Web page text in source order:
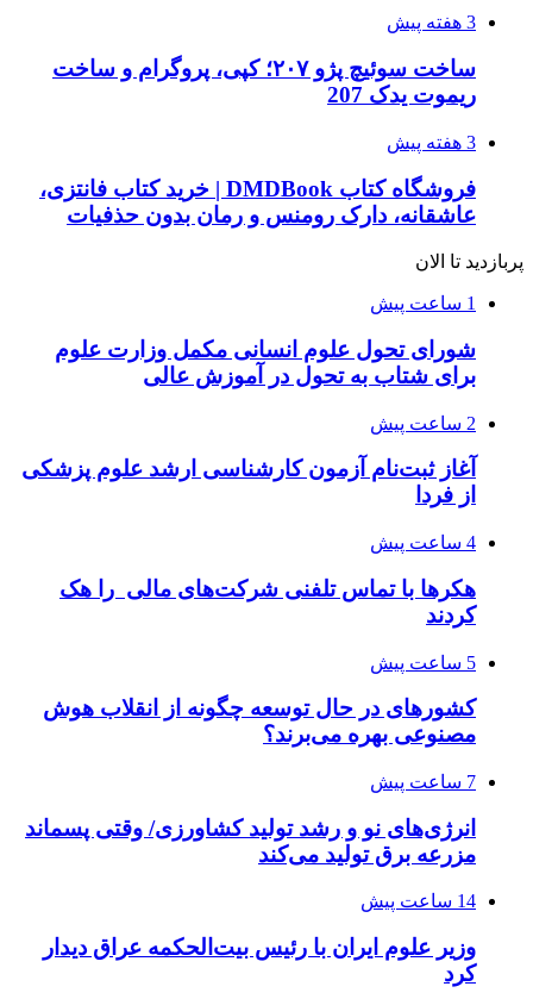
3 هفته پیش
ساخت سوئیچ پژو ۲۰۷؛ کپی، پروگرام و ساخت
ریموت یدک 207
3 هفته پیش
فروشگاه کتاب DMDBook | خرید کتاب فانتزی،
عاشقانه، دارک رومنس و رمان بدون حذفیات
پربازدید تا الان
1 ساعت پیش
شورای تحول علوم انسانی مکمل وزارت علوم
برای شتاب به تحول در آموزش عالی
2 ساعت پیش
آغاز ثبت‌نام‌ آزمون کارشناسی ارشد علوم پزشکی
از فردا
4 ساعت پیش
هکرها با تماس تلفنی شرکت‌های مالی را هک
کردند
5 ساعت پیش
کشورهای در حال توسعه چگونه از انقلاب هوش
مصنوعی بهره می‌برند؟
7 ساعت پیش
انرژی‌های نو و رشد تولید کشاورزی/ وقتی پسماند
مزرعه‌ برق تولید می‌کند
14 ساعت پیش
وزیر علوم ایران با رئیس بیت‌الحکمه عراق دیدار
کرد